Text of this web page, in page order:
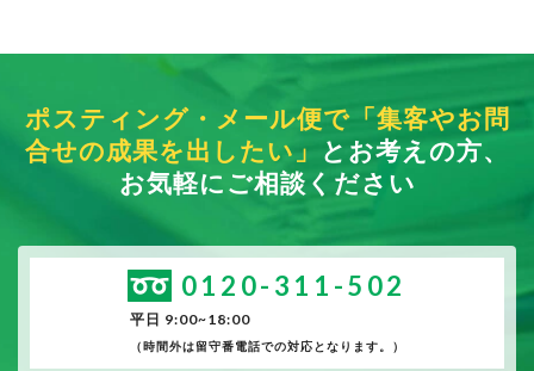
ポスティング・メール便で「集客やお問
合せの成果を出したい」 とお考えの方、
お気軽にご相談ください
0120-311-502
平日 9:00~18:00
（時間外は留守番電話での対応となります。）